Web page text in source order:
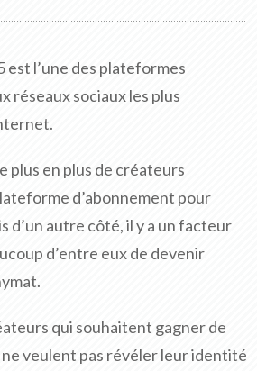
est l’une des plateformes
réseaux sociaux les plus
plus en plus de créateurs
d’abonnement pour
d’un autre côté, il y a un facteur
d’entre eux de devenir
qui souhaitent gagner de
ne veulent pas révéler leur identité